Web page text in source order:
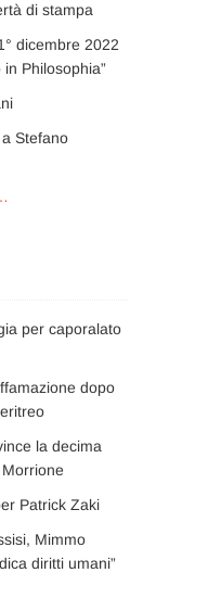
di stampa
dicembre 2022
Philosophia”
Stefano
per caporalato
dopo
la decima
Patrick Zaki
Mimmo
diritti umani”